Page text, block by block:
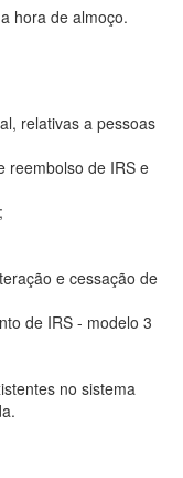
hora de almoço.
relativas a pessoas
reembolso de IRS e
e cessação de
de IRS - modelo 3
no sistema